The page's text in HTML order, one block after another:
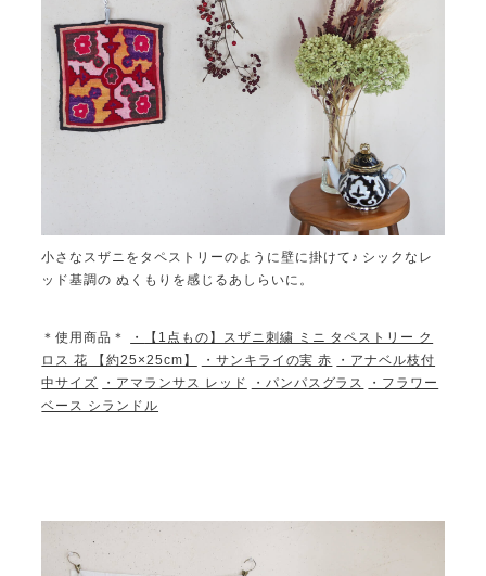
小さなスザニをタペストリーのように壁に掛けて♪ シックなレ
ッド基調の ぬくもりを感じるあしらいに。
＊使用商品＊ ・
【1点もの】スザニ刺繍 ミニ タペストリー ク
ロス 花 【約25×25cm】
・サンキライの実 赤
・アナベル枝付
中サイズ
・アマランサス レッド ・パンパスグラス
・フラワー
ベース シランドル